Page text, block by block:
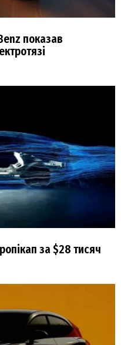
показав
за $28 тисяч